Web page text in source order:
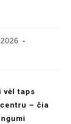
vėl taps
– čia